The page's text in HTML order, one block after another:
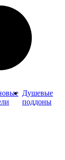
Душевые
поддоны